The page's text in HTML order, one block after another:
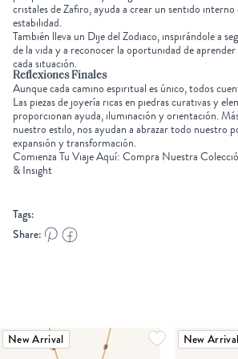
cristalesde Zafiro, ayuda a crear un sentido
estabilidad.
También lleva un Dije del Zodiaco, inspirándole a
de la vida y a reconocer la oportunidad de
cada situación.
Reflexiones Finales
Aunque cada camino espiritual es único, todos
Las piezas de joyería ricas en piedras curativas y
proporcionan ayuda, iluminación y orientación.
nuestro estilo, nos ayudan a abrazar todo nuestro
expansión y transformación.
Comienza Tu Viaje Aquí: Compra Nuestra
& Insight
Tags:
Share:
New Arrival New Arrival